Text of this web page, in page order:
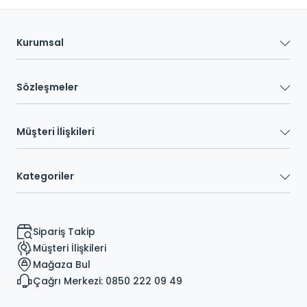
Kurumsal
Sözleşmeler
Müşteri İlişkileri
Kategoriler
Sipariş Takip
Müşteri İlişkileri
Mağaza Bul
Çağrı Merkezi: 0850 222 09 49